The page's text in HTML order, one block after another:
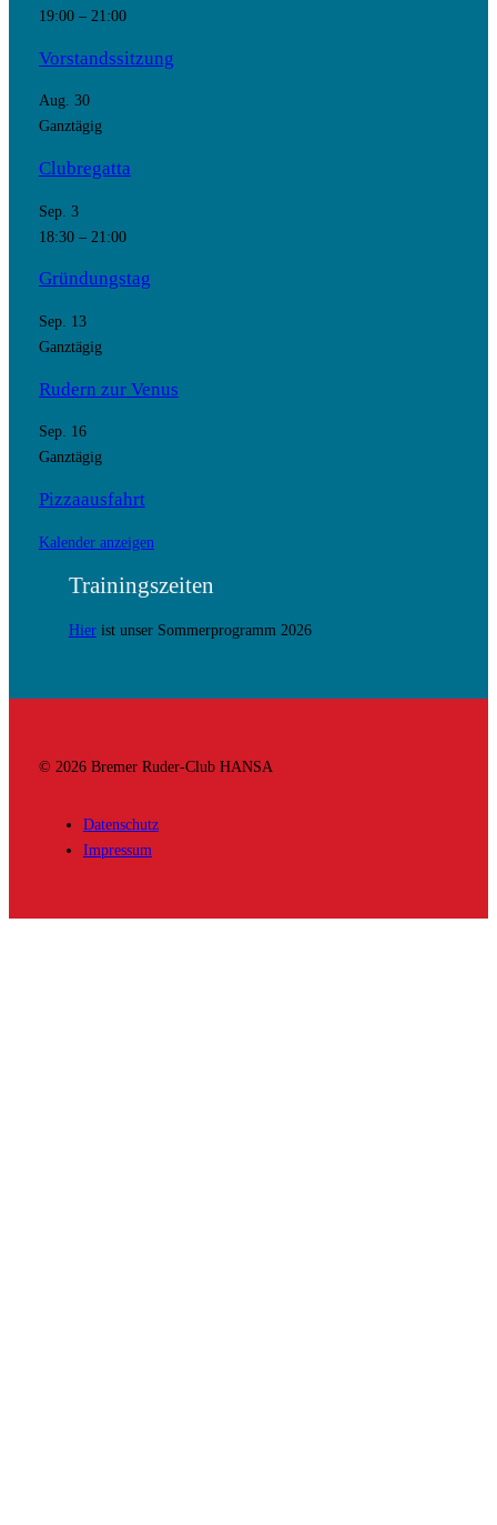
19:00– 21:00
Vorstandssitzung
Aug. 30
Ganztägig
Clubregatta
Sep. 3
18:30– 21:00
Gründungstag
Sep. 13
Ganztägig
Rudern zur Venus
Sep. 16
Ganztägig
Pizzaausfahrt
Kalender anzeigen
Trainingszeiten
Hierist unser Sommerprogramm 2026
© 2026 Bremer Ruder-Club HANSA
Datenschutz
Impressum